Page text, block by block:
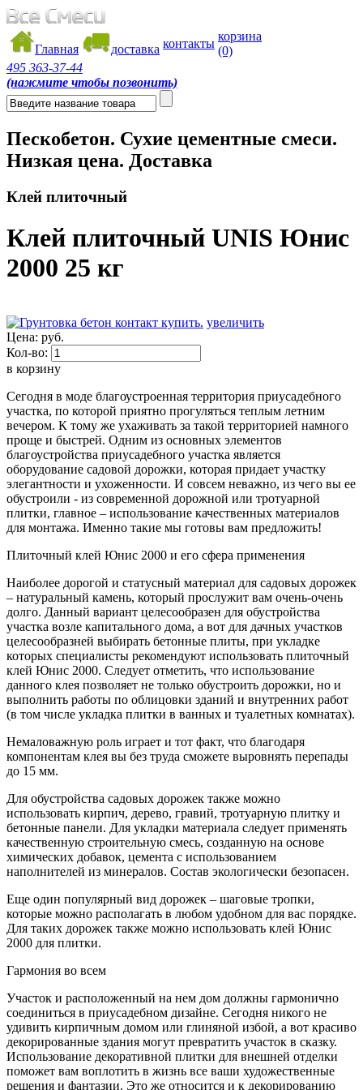
Главная доставка контакты
корзина
(0)
495 363-37-44
(нажмите чтобы позвонить)
Пескобетон. Сухие цементные смеси.
Низкая цена. Доставка
Клей плиточный
Клей плиточный UNIS Юнис
2000 25 кг
увеличить
Цена: руб.
Кол-во:
в корзину
Сегодня в моде благоустроенная территория приусадебного
участка, по которой приятно прогуляться теплым летним
вечером. К тому же ухаживать за такой территорией намного
проще и быстрей. Одним из основных элементов
благоустройства приусадебного участка является
оборудование садовой дорожки, которая придает участку
элегантности и ухоженности. И совсем неважно, из чего вы ее
обустроили - из современной дорожной или тротуарной
плитки, главное – использование качественных материалов
для монтажа. Именно такие мы готовы вам предложить!
Плиточный клей Юнис 2000 и его сфера применения
Наиболее дорогой и статусный материал для садовых дорожек
– натуральный камень, который прослужит вам очень-очень
долго. Данный вариант целесообразен для обустройства
участка возле капитального дома, а вот для дачных участков
целесообразней выбирать бетонные плиты, при укладке
которых специалисты рекомендуют использовать плиточный
клей Юнис 2000. Следует отметить, что использование
данного клея позволяет не только обустроить дорожки, но и
выполнить работы по облицовки зданий и внутренних работ
(в том числе укладка плитки в ванных и туалетных комнатах).
Немаловажную роль играет и тот факт, что благодаря
компонентам клея вы без труда сможете выровнять перепады
до 15 мм.
Для обустройства садовых дорожек также можно
использовать кирпич, дерево, гравий, тротуарную плитку и
бетонные панели. Для укладки материала следует применять
качественную строительную смесь, созданную на основе
химических добавок, цемента с использованием
наполнителей из минералов. Состав экологически безопасен.
Еще один популярный вид дорожек – шаговые тропки,
которые можно располагать в любом удобном для вас порядке.
Для таких дорожек также можно использовать клей Юнис
2000 для плитки.
Гармония во всем
Участок и расположенный на нем дом должны гармонично
соединиться в приусадебном дизайне. Сегодня никого не
удивить кирпичным домом или глиняной избой, а вот красиво
декорированные здания могут превратить участок в сказку.
Использование декоративной плитки для внешней отделки
поможет вам воплотить в жизнь все ваши художественные
решения и фантазии. Это же относится и к декорированию